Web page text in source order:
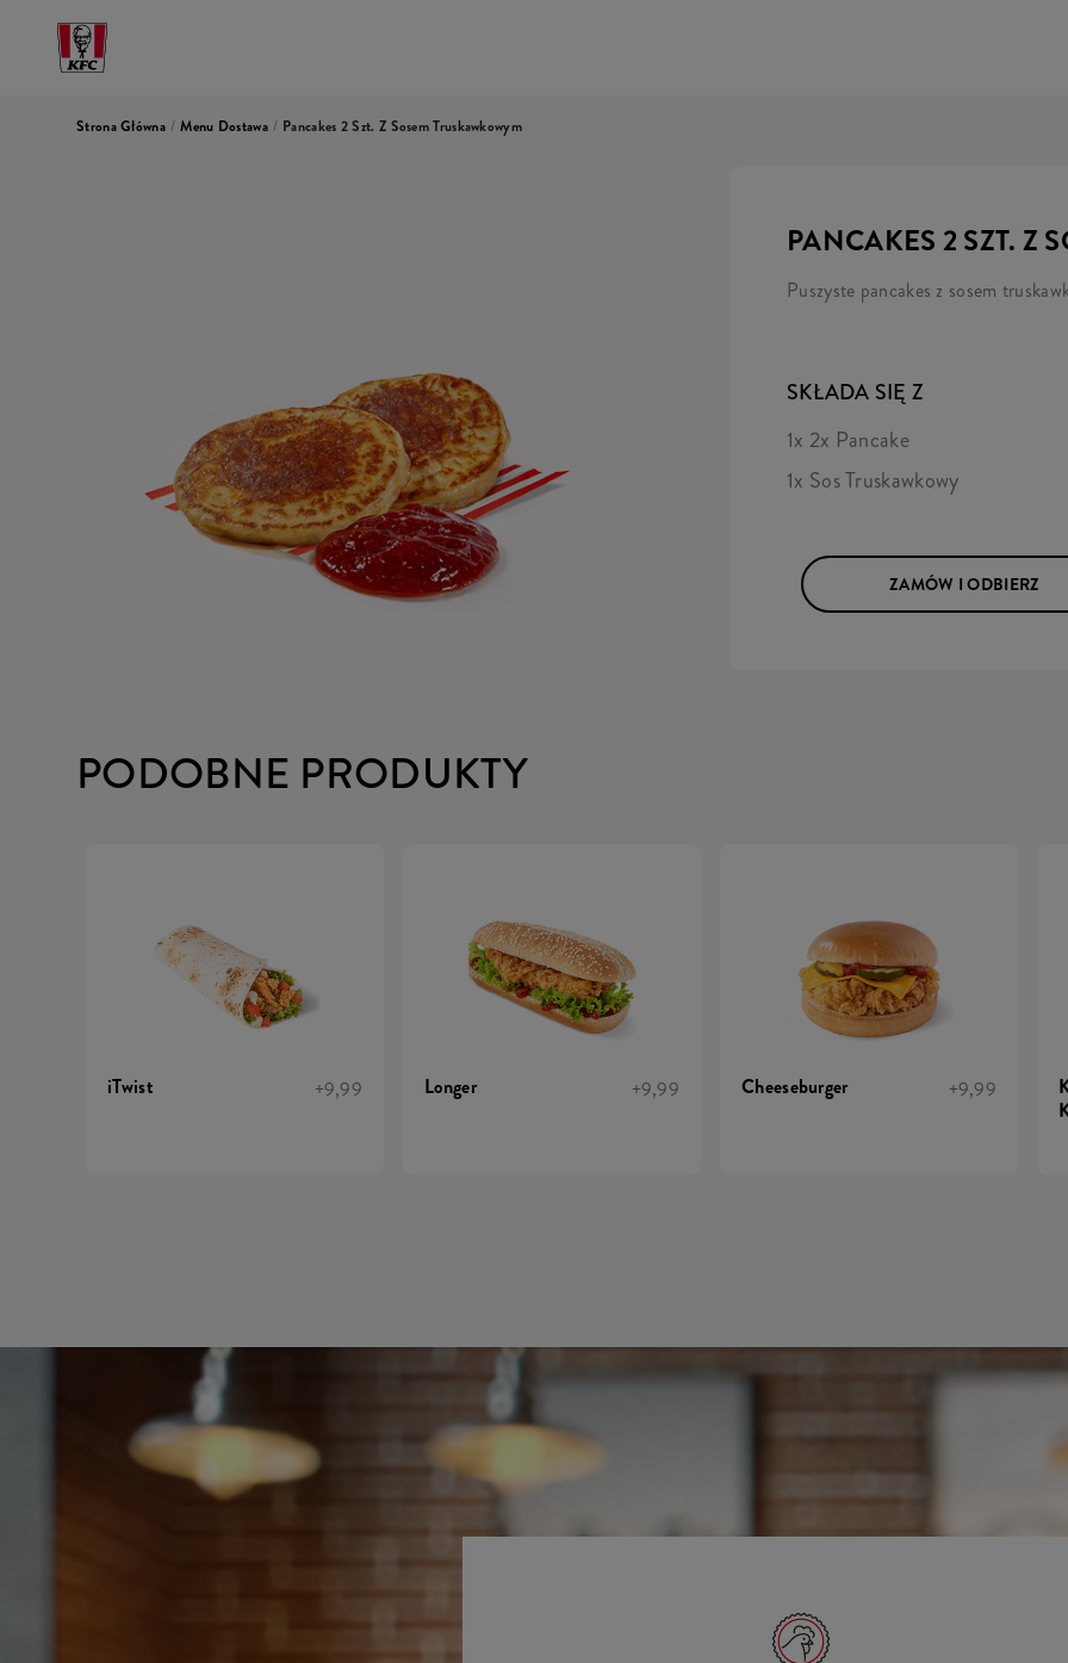
Strona Główna / Menu Dostawa / Pancakes 2 Szt. Z Sosem Truskawkowym
PANCAKES 2 SZT. Z
Puszyste pancakes z sosem
SKŁADA SIĘ Z
1x 2x Pancake
1x Sos Truskawkowy
ZAMÓW I ODBIERZ
PODOBNE PRODUKTY
iTwist +9,99 Longer +9,99 Cheeseburger +9,99